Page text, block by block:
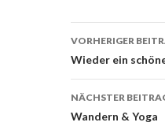
Beitrags-
VORHERIGER
Wieder ein
NÄCHSTER
Wandern & Yoga